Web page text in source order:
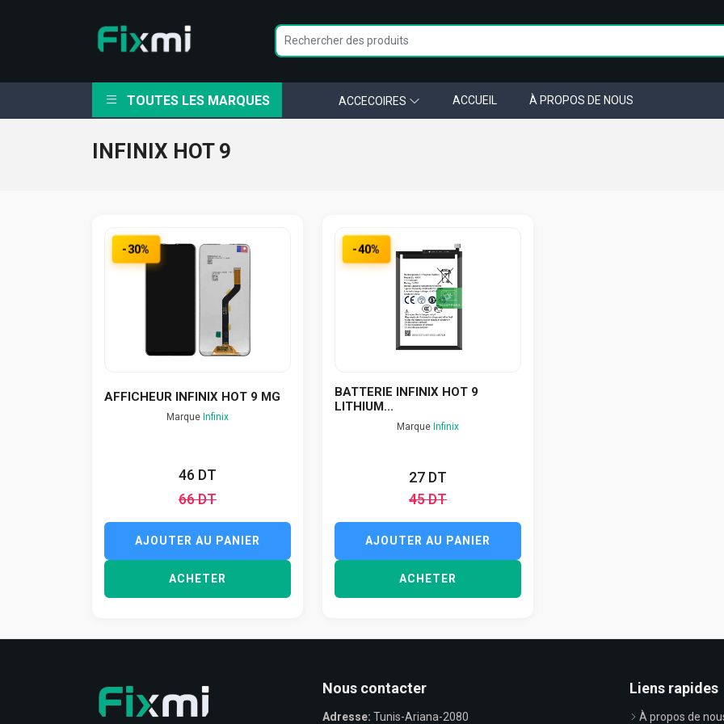
TOUTES LES MARQUES ACCECOIRES ACCUEIL À PROPOS DE NOUS
INFINIX HOT 9
-30%
AFFICHEUR INFINIX HOT 9 MG
Marque Infinix
46 DT
66 DT
AJOUTER AU PANIER
ACHETER
-40%
BATTERIE INFINIX HOT 9
LITHIUM...
Marque Infinix
27 DT
45 DT
AJOUTER AU PANIER
ACHETER
Nous contacter
Adresse: Tunis-Ariana-2080
Liens rapides
À propos de